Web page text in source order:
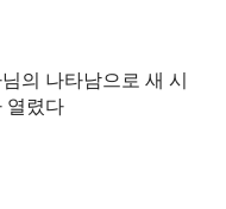
의 나타남으로 새 시
열렸다